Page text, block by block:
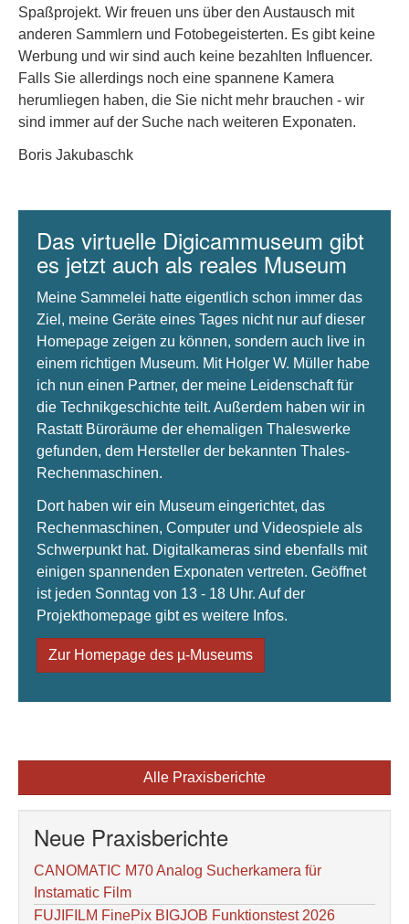
Spaßprojekt. Wir freuen uns über den Austausch mit
anderen Sammlern und Fotobegeisterten. Es gibt keine
Werbung und wir sind auch keine bezahlten Influencer.
Falls Sie allerdings noch eine spannene Kamera
herumliegen haben, die Sie nicht mehr brauchen - wir
sind immer auf der Suche nach weiteren Exponaten.
Boris Jakubaschk
Das virtuelle Digicammuseum gibt
es jetzt auch als reales Museum
Meine Sammelei hatte eigentlich schon immer das
Ziel, meine Geräte eines Tages nicht nur auf dieser
Homepage zeigen zu können, sondern auch live in
einem richtigen Museum. Mit Holger W. Müller habe
ich nun einen Partner, der meine Leidenschaft für
die Technikgeschichte teilt. Außerdem haben wir in
Rastatt Büroräume der ehemaligen Thaleswerke
gefunden, dem Hersteller der bekannten Thales-
Rechenmaschinen.
Dort haben wir ein Museum eingerichtet, das
Rechenmaschinen, Computer und Videospiele als
Schwerpunkt hat. Digitalkameras sind ebenfalls mit
einigen spannenden Exponaten vertreten. Geöffnet
ist jeden Sonntag von 13 - 18 Uhr. Auf der
Projekthomepage gibt es weitere Infos.
Zur Homepage des µ-Museums
Alle Praxisberichte
Neue Praxisberichte
CANOMATIC M70 Analog Sucherkamera für
Instamatic Film
FUJIFILM FinePix BIGJOB Funktionstest 2026